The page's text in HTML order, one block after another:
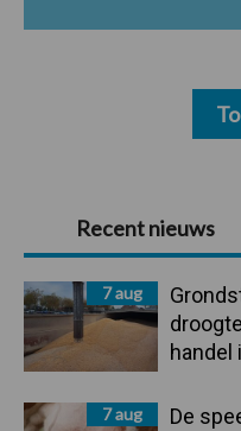
Primaire
Sidebar
Recent nieuws
7 aug
handel
7 aug
De